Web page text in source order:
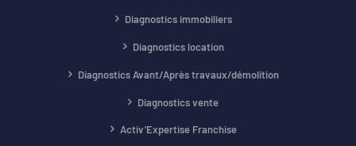
Diagnostics immobiliers
Diagnostics location
Diagnostics Avant/Après travaux/démolition
Diagnostics vente
Activ’Expertise Franchise